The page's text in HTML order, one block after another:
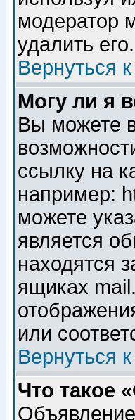
модератор
удалить его.
Вернуться
Могу ли я
Вы можете
ссылку на
например:
можете
является
находятся
ящиках
или
Вернуться
Что такое